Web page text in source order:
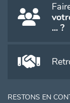
... ?
RESTONS EN